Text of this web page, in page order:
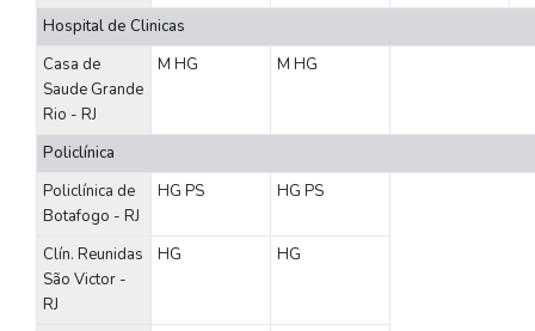
Hospital de Clinicas
Casa de
Saude Grande
Rio - RJ
M HG M HG
Policlínica
Policlínica de
Botafogo - RJ
HG PS HG PS
Clín. Reunidas
São Victor -
RJ
HG HG